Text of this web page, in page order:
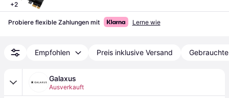
+2
Probiere flexible Zahlungen mit Lerne wie
Empfohlen Preis inklusive Versand
Galaxus
Ausverkauft